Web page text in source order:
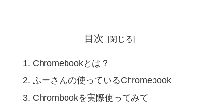
目次
Chromebookとは？
ふーさんの使っているChromebook
Chrombookを実際使ってみて